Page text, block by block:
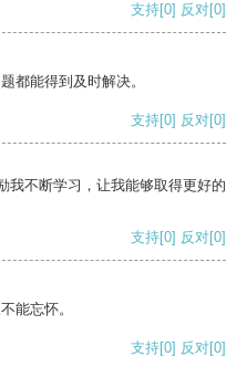
支持[0] 反对[0]
都能得到及时解决。
支持[0] 反对[0]
我不断学习，让我能够取得更好的
支持[0] 反对[0]
能忘怀。
支持[0] 反对[0]